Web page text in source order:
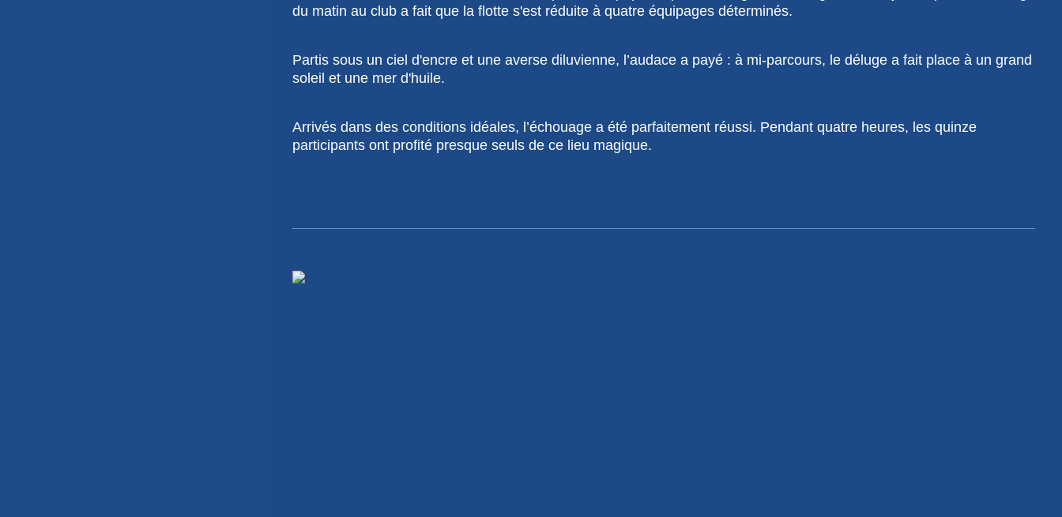
du matin au club a fait que la flotte s'est réduite à quatre équipages déterminés.
Partis sous un ciel d'encre et une averse diluvienne, l’audace a payé : à mi-parcours, le déluge a fait place à un grand
soleil et une mer d'huile.
Arrivés dans des conditions idéales, l’échouage a été parfaitement réussi. Pendant quatre heures, les quinze
participants ont profité presque seuls de ce lieu magique.